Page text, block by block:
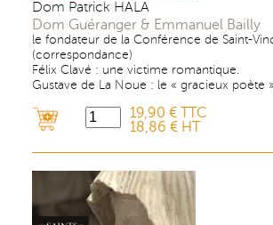
Dom Patrick HALA
Dom Guéranger & Emmanuel Bailly
le fondateur de la Conférence de Saint-
(correspondance)
Félix Clavé : une victime romantique.
Gustave de La Noue : le « gracieux poète ».
19,90 € TTC
18,86 € HT